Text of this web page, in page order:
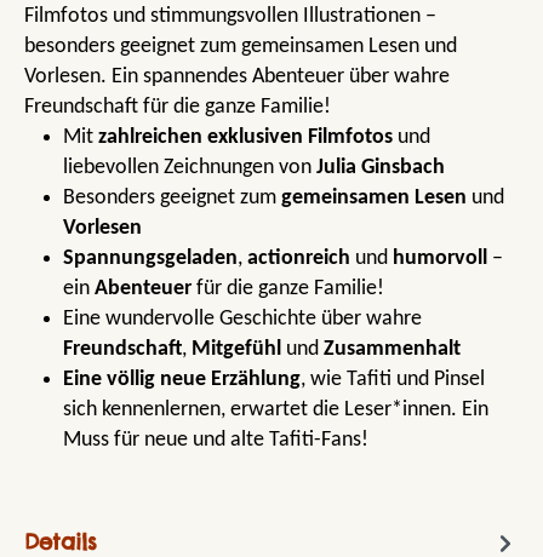
Filmfotos und stimmungsvollen Illustrationen –
besonders geeignet zum gemeinsamen Lesen und
Vorlesen. Ein spannendes Abenteuer über wahre
Freundschaft für die ganze Familie!
Mit zahlreichen exklusiven Filmfotos und
liebevollen Zeichnungen von Julia Ginsbach
Besonders geeignet zum gemeinsamen Lesen und
Vorlesen
Spannungsgeladen, actionreich und humorvoll –
ein Abenteuer für die ganze Familie!
Eine wundervolle Geschichte über wahre
Freundschaft, Mitgefühl und Zusammenhalt
Eine völlig neue Erzählung, wie Tafiti und Pinsel
sich kennenlernen, erwartet die Leser*innen. Ein
Muss für neue und alte Tafiti-Fans!
Details